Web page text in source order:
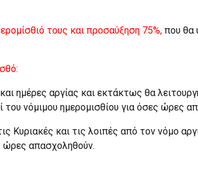
τους και προσαύξηση 75%, που θα
ημέρες αργίας και εκτάκτως θα
του νόμιμου ημερομισθίου για όσες ώρες
Κυριακές και τις λοιπές από τον νόμο
ώρες απασχοληθούν.